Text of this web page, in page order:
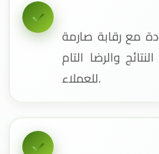
مع رقابة صارمة
والرضا التام
للعملاء.